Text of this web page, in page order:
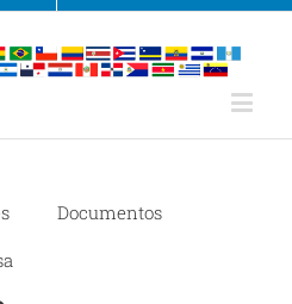
Documentos